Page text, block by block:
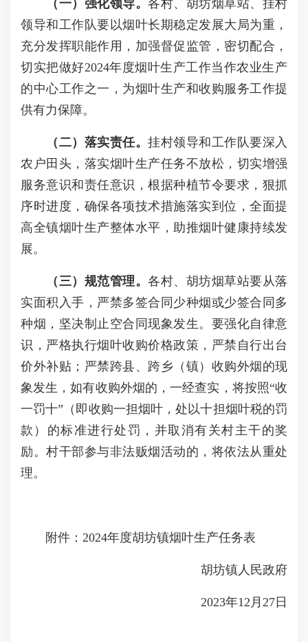
（一）强化领导。 各村、胡坊烟草站、挂村
领导和工作队要以烟叶长期稳定发展大局为重，
充分发挥职能作用，加强督促监管，密切配合，
切实把做好2024年度烟叶生产工作当作农业生产
的中心工作之一，为烟叶生产和收购服务工作提
供有力保障。
（二）落实责任。 挂村领导和工作队要深入
农户田头，落实烟叶生产任务不放松，切实增强
服务意识和责任意识，根据种植节令要求，狠抓
序时进度，确保各项技术措施落实到位，全面提
高全镇烟叶生产整体水平，助推烟叶健康持续发
展。
（三）规范管理。 各村、胡坊烟草站要从落
实面积入手，严禁多签合同少种烟或少签合同多
种烟，坚决制止空合同现象发生。要强化自律意
识，严格执行烟叶收购价格政策，严禁自行出台
价外补贴；严禁跨县、跨乡（镇）收购外烟的现
象发生，如有收购外烟的，一经查实，将按照“收
一罚十”（即收购一担烟叶，处以十担烟叶税的罚
款）的标准进行处罚，并取消有关村主干的奖
励。村干部参与非法贩烟活动的，将依法从重处
理。
附件：2024年度胡坊镇烟叶生产任务表
胡坊镇人民政府
2023年12月27日